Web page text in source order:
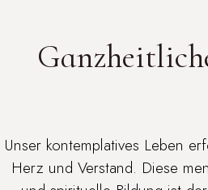
Unser kontemplatives Leben
Herz und Verstand. Diese